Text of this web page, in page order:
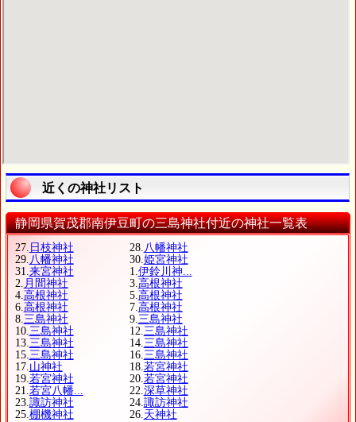
近くの神社リスト
静岡県賀茂郡南伊豆町の三島神社付近の神社一覧表
27. 日枝神社 28.八幡神社
29.八幡神社 30.姫宮神社
31.来宮神社 1.伊鈴川神...
2. 月間神社 3.高根神社
4.高根神社 5.高根神社
6.高根神社 7.高根神社
8.三島神社 9.三島神社
10.三島神社 12.三島神社
13.三島神社 14.三島神社
15.三島神社 16.三島神社
17.山神社 18.若宮神社
19.若宮神社 20.若宮神社
21.若宮八幡... 22.深草神社
23.諏訪神社 24.諏訪神社
25.棚機神社 26.天神社